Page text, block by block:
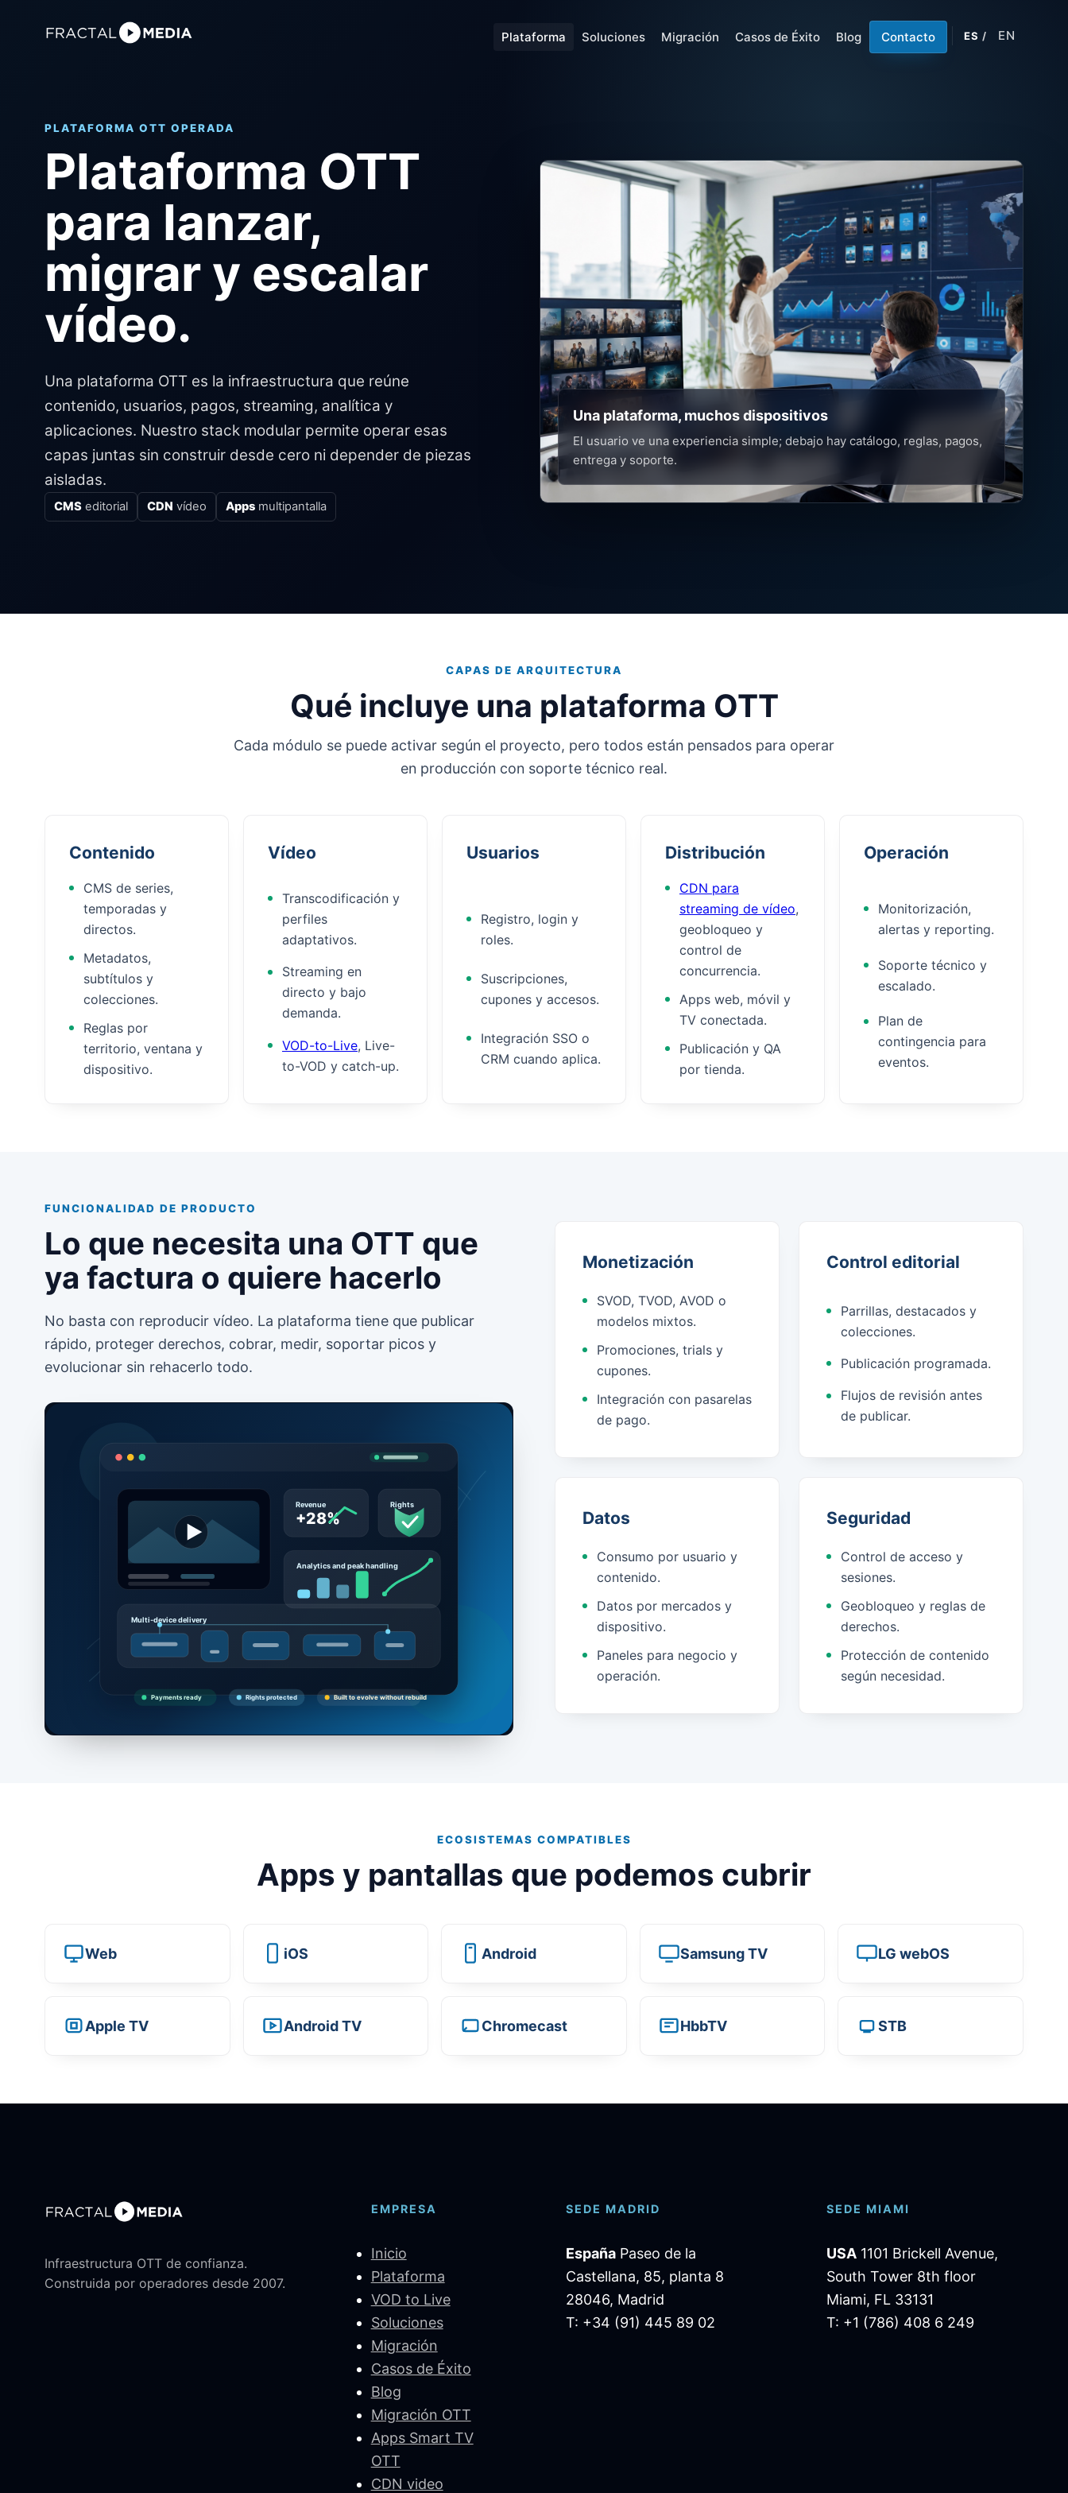
Plataforma Soluciones Migración Casos de Éxito Blog Contacto ES / EN
PLATAFORMA OTT OPERADA
Plataforma OTT
para lanzar,
migrar y escalar
vídeo.
Una plataforma OTT es la infraestructura que reúne
contenido, usuarios, pagos, streaming, analítica y
aplicaciones. Nuestro stack modular permite operar esas
capas juntas sin construir desde cero ni depender de piezas
aisladas.
CMS editorial CDN vídeo Apps multipantalla
Una plataforma, muchos dispositivos
El usuario ve una experiencia simple; debajo hay catálogo, reglas, pagos,
entrega y soporte.
CAPAS DE ARQUITECTURA
Qué incluye una plataforma OTT
Cada módulo se puede activar según el proyecto, pero todos están pensados para operar
en producción con soporte técnico real.
Contenido
CMS de series,
temporadas y
directos.
Metadatos,
subtítulos y
colecciones.
Reglas por
territorio, ventana y
dispositivo.
Vídeo
Transcodificación y
perfiles
adaptativos.
Streaming en
directo y bajo
demanda.
VOD-to-Live, Live-
to-VOD y catch-up.
Usuarios
Registro, login y
roles.
Suscripciones,
cupones y accesos.
Integración SSO o
CRM cuando aplica.
Distribución
CDN para
streaming de vídeo,
geobloqueo y
control de
concurrencia.
Apps web, móvil y
TV conectada.
Publicación y QA
por tienda.
Operación
Monitorización,
alertas y reporting.
Soporte técnico y
escalado.
Plan de
contingencia para
eventos.
FUNCIONALIDAD DE PRODUCTO
Lo que necesita una OTT que
ya factura o quiere hacerlo
No basta con reproducir vídeo. La plataforma tiene que publicar
rápido, proteger derechos, cobrar, medir, soportar picos y
evolucionar sin rehacerlo todo.
Monetización
SVOD, TVOD, AVOD o
modelos mixtos.
Promociones, trials y
cupones.
Integración con pasarelas
de pago.
Control editorial
Parrillas, destacados y
colecciones.
Publicación programada.
Flujos de revisión antes
de publicar.
Datos
Consumo por usuario y
contenido.
Datos por mercados y
dispositivo.
Paneles para negocio y
operación.
Seguridad
Control de acceso y
sesiones.
Geobloqueo y reglas de
derechos.
Protección de contenido
según necesidad.
ECOSISTEMAS COMPATIBLES
Apps y pantallas que podemos cubrir
Web iOS Android Samsung TV LG webOS
Apple TV Android TV Chromecast HbbTV STB
Infraestructura OTT de confianza.
Construida por operadores desde 2007.
EMPRESA
Inicio
Plataforma
VOD to Live
Soluciones
Migración
Casos de Éxito
Blog
Migración OTT
Apps Smart TV
OTT
CDN video
SEDE MADRID
EspañaPaseo de la
Castellana, 85, planta 8
28046, Madrid
T: +34 (91) 445 89 02
SEDE MIAMI
USA1101 Brickell Avenue,
South Tower 8th floor
Miami, FL 33131
T: +1 (786) 408 6 249